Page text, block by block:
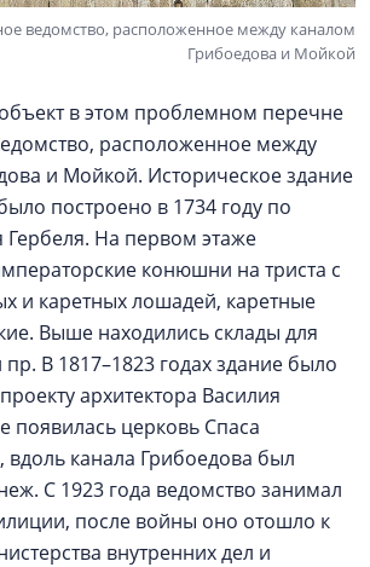
ведомство, расположенное между каналом
Грибоедова и Мойкой
в этом проблемном перечне
расположенное между
и Мойкой. Историческое здание
построено в 1734 году по
Гербеля. На первом этаже
конюшни на триста с
и каретных лошадей, каретные
Выше находились склады для
В 1817–1823 годах здание было
архитектора Василия
появилась церковь Спаса
вдоль канала Грибоедова был
С 1923 года ведомство занимал
после войны оно отошло к
внутренних дел и